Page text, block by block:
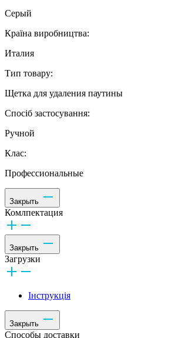
Серый
Країна виробництва:
Италия
Тип товару:
Щетка для удаления паутины
Спосіб застосування:
Ручной
Клас:
Профессиональные
Закрыть
Комлпектация
Закрыть
Загрузки
Інструкція
Закрыть
Способы доставки